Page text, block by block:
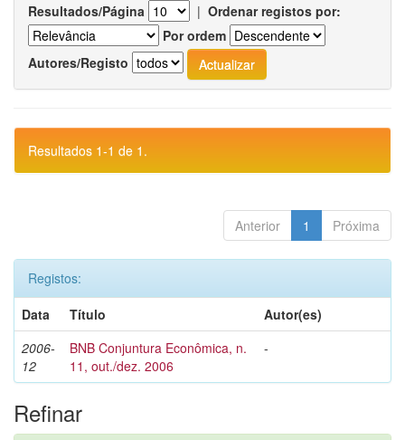
Resultados/Página | Ordenar registos por:
Por ordem
Autores/Registo
Resultados 1-1 de 1.
Anterior 1 Próxima
Registos:
Data
Título
Autor(es)
2006-
12
BNB Conjuntura Econômica, n.
11, out./dez. 2006
-
Refinar